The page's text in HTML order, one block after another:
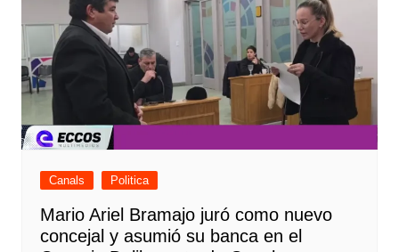
Canals Politica
Mario Ariel Bramajo juró como nuevo
concejal y asumió su banca en el